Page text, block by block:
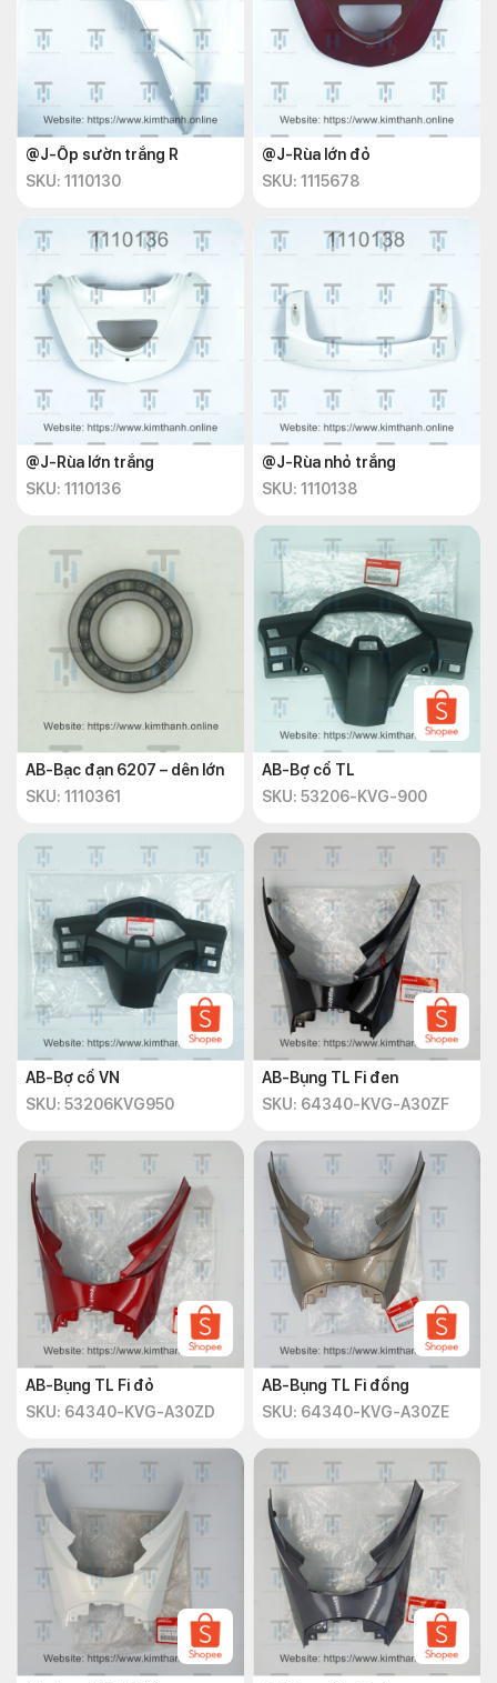
@J-Ốp sườn trắng R
SKU: 1110130
@J-Rùa lớn đỏ
SKU: 1115678
@J-Rùa lớn trắng
SKU: 1110136
@J-Rùa nhỏ trắng
SKU: 1110138
AB-Bạc đạn 6207 – dên lớn
SKU: 1110361
AB-Bợ cổ TL
SKU: 53206-KVG-900
AB-Bợ cổ VN
SKU: 53206KVG950
AB-Bụng TL Fi đen
SKU: 64340-KVG-A30ZF
AB-Bụng TL Fi đỏ
SKU: 64340-KVG-A30ZD
AB-Bụng TL Fi đồng
SKU: 64340-KVG-A30ZE